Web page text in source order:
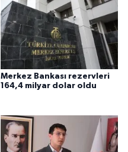
Merkez Bankası rezervleri
164,4 milyar dolar oldu